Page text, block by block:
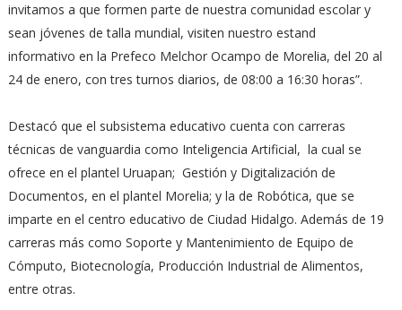
invitamos a que formen parte de nuestra comunidad escolar y
sean jóvenes de talla mundial, visiten nuestro estand
informativo en la Prefeco Melchor Ocampo de Morelia, del 20 al
24 de enero, con tres turnos diarios, de 08:00 a 16:30 horas”.
Destacó que el subsistema educativo cuenta con carreras
técnicas de vanguardia como Inteligencia Artificial, la cual se
ofrece en el plantel Uruapan; Gestión y Digitalización de
Documentos, en el plantel Morelia; y la de Robótica, que se
imparte en el centro educativo de Ciudad Hidalgo. Además de 19
carreras más como Soporte y Mantenimiento de Equipo de
Cómputo, Biotecnología, Producción Industrial de Alimentos,
entre otras.